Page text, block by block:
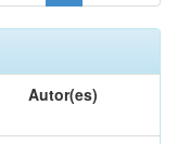
Autor(es)